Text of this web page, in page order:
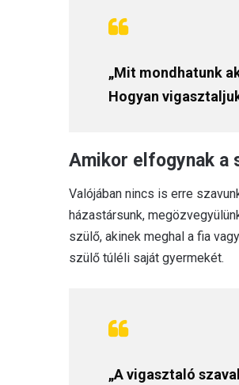
„Mit mondhatunk
Hogyan
Amikor elfogynak a
Valójában nincs is erre
házastársunk,
szülő, akinek meghal a fia
szülő túléli saját gyermekét.
„A vigasztaló